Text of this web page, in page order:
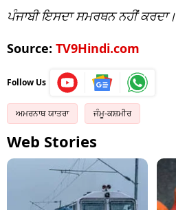
ਪੰਜਾਬੀ ਇਸਦਾ ਸਮਰਥਨ ਨਹੀਂ ਕਰਦਾ।
Source: TV9Hindi.com
Follow Us
ਅਮਰਨਾਥ ਯਾਤਰਾ ਜੰਮੂ-ਕਸ਼ਮੀਰ
Web Stories